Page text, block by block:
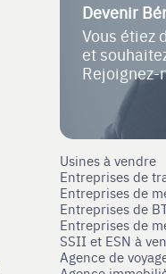
Devenir
Vous étiez
et
Usines à vendre
Entreprises de
Entreprises de
Entreprises de
Entreprises de
SSII et ESN à
Agence de